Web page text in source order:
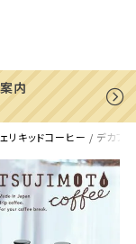
内
リキッドコーヒー デカフ